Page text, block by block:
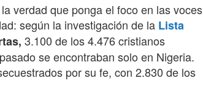
verdad que ponga el foco en las voces
según la investigación de la Lista
3.100 de los 4.476 cristianos
se encontraban solo en Nigeria.
por su fe, con 2.830 de los